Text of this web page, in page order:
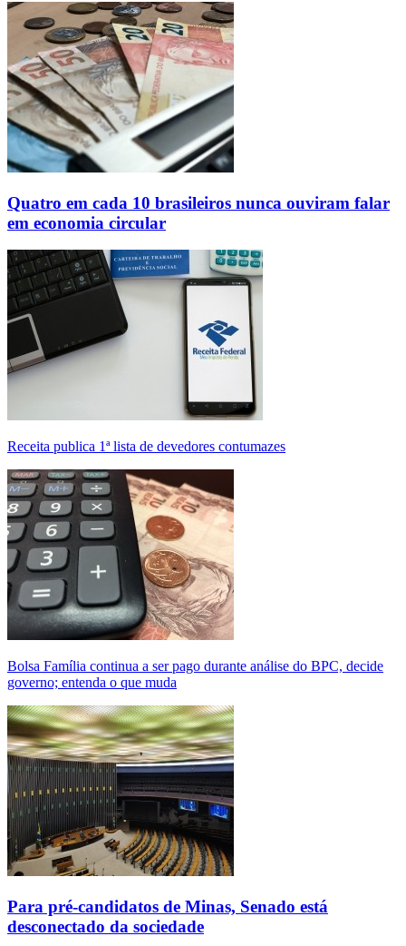
Quatro em cada 10 brasileiros nunca ouviram falar
em economia circular
Receita publica 1ª lista de devedores contumazes
Bolsa Família continua a ser pago durante análise do BPC, decide
governo; entenda o que muda
Para pré-candidatos de Minas, Senado está
desconectado da sociedade